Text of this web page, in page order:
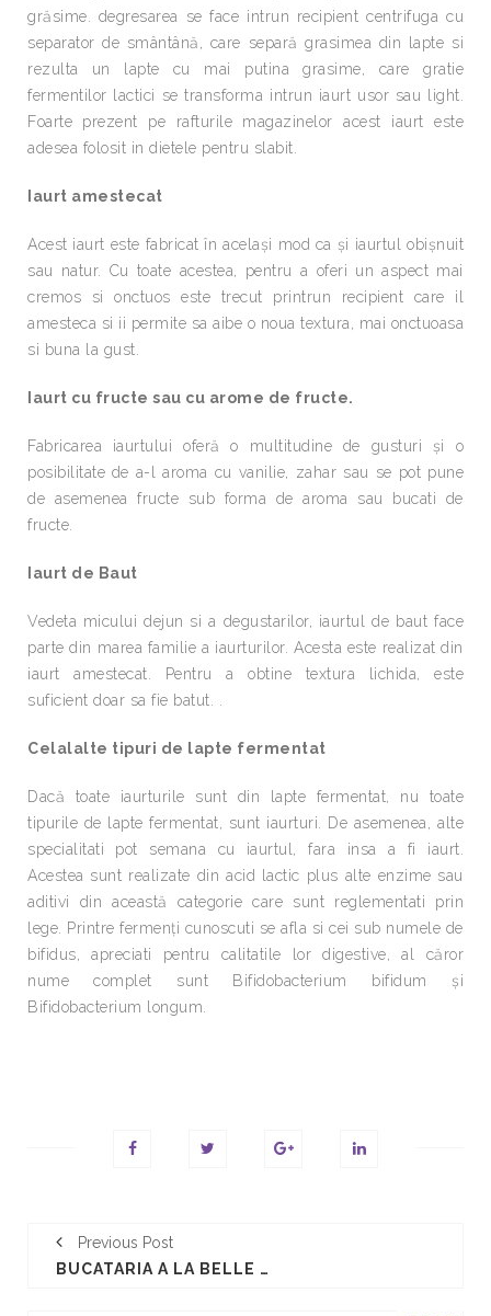
grăsime. degresarea se face intrun recipient centrifuga cu
separator de smântână, care separă grasimea din lapte si
rezulta un lapte cu mai putina grasime, care gratie
fermentilor lactici se transforma intrun iaurt usor sau light.
Foarte prezent pe rafturile magazinelor acest iaurt este
adesea folosit in dietele pentru slabit.
Iaurt amestecat
Acest iaurt este fabricat în același mod ca și iaurtul obișnuit
sau natur. Cu toate acestea, pentru a oferi un aspect mai
cremos si onctuos este trecut printrun recipient care il
amesteca si ii permite sa aibe o noua textura, mai onctuoasa
si buna la gust.
Iaurt cu fructe sau cu arome de fructe.
Fabricarea iaurtului oferă o multitudine de gusturi și o
posibilitate de a-l aroma cu vanilie, zahar sau se pot pune
de asemenea fructe sub forma de aroma sau bucati de
fructe.
Iaurt de Baut
Vedeta micului dejun si a degustarilor, iaurtul de baut face
parte din marea familie a iaurturilor. Acesta este realizat din
iaurt amestecat. Pentru a obtine textura lichida, este
suficient doar sa fie batut. .
Celalalte tipuri de lapte fermentat
Dacă toate iaurturile sunt din lapte fermentat, nu toate
tipurile de lapte fermentat, sunt iaurturi. De asemenea, alte
specialitati pot semana cu iaurtul, fara insa a fi iaurt.
Acestea sunt realizate din acid lactic plus alte enzime sau
aditivi din această categorie care sunt reglementati prin
lege. Printre fermenți cunoscuti se afla si cei sub numele de
bifidus, apreciati pentru calitatile lor digestive, al căror
nume complet sunt Bifidobacterium bifidum și
Bifidobacterium longum.
Previous Post
BUCATARIA À LA BELLE EPOQUE